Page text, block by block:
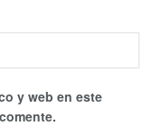
y web en este